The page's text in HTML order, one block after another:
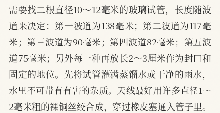
需要找二根直径10～12毫米的玻璃试管，长度随波
道来决定：第一波道为138毫米；第二波道为117毫
米；第三波道为90毫米；第四波道82毫米；第五波
道75毫米；另外每一种再放长2～3厘米作为封口和
固定的地位。先将试管灌满蒸馏水或干净的雨水，
水里不可带有有害的杂质。天线最好用许多直径1～
2毫米粗的裸铜丝绞合成，穿过橡皮塞通入管子里。